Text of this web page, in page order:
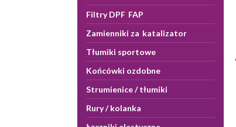
Filtry DPF FAP
Zamienniki za katalizator
Tłumiki sportowe
Końcówki ozdobne
Strumienice / tłumiki
Rury / kolanka